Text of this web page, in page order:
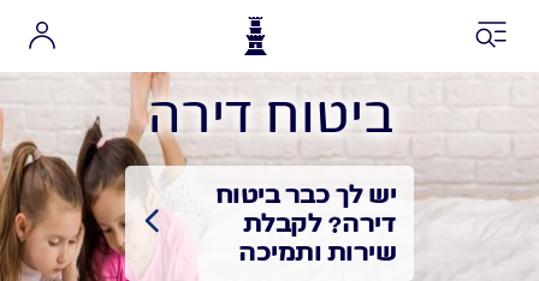
כניסה למגדל שלי
חסכון אישי והשקעות
חסכון פנסיוני
ביטוחים
ביטוח דירה
יש לך כבר ביטוח
דירה? לקבלת
שירות ותמיכה